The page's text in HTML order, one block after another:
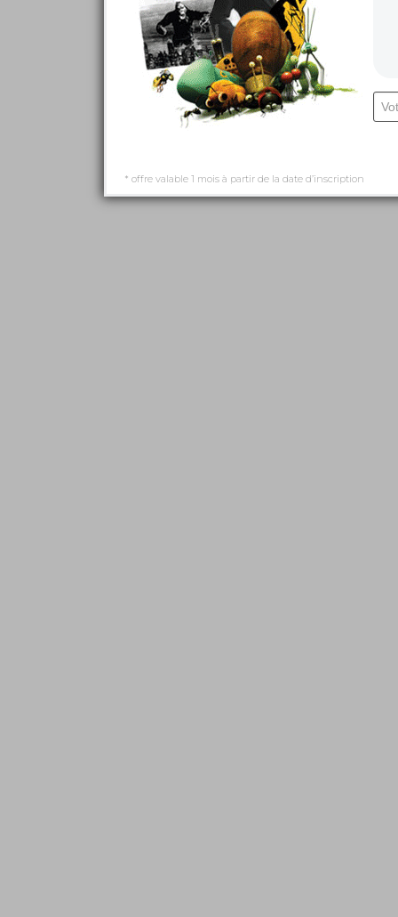
* offre valable 1 mois à partir de la date d’inscription